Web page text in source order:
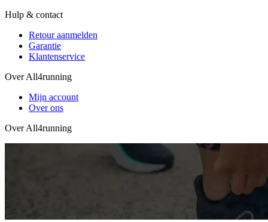
Hulp & contact
Retour aanmelden
Garantie
Klantenservice
Over All4running
Mijn account
Over ons
Over All4running